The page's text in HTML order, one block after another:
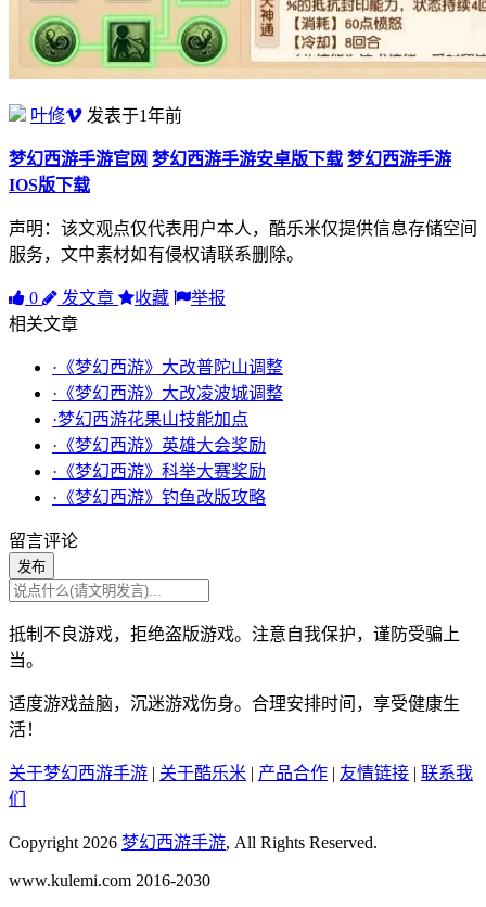
叶修 发表于1年前
梦幻西游手游官网 梦幻西游手游安卓版下载 梦幻西游手游
IOS版下载
声明：该文观点仅代表用户本人，酷乐米仅提供信息存储空间
服务，文中素材如有侵权请联系删除。
0 发文章 收藏
举报
相关文章
·《梦幻西游》大改普陀山调整
·《梦幻西游》大改凌波城调整
·梦幻西游花果山技能加点
·《梦幻西游》英雄大会奖励
·《梦幻西游》科举大赛奖励
·《梦幻西游》钓鱼改版攻略
留言评论
发布
抵制不良游戏，拒绝盗版游戏。注意自我保护，谨防受骗上
当。
适度游戏益脑，沉迷游戏伤身。合理安排时间，享受健康生
活！
关于梦幻西游手游 | 关于酷乐米 | 产品合作 | 友情链接 | 联系我
们
Copyright 2026 梦幻西游手游, All Rights Reserved.
www.kulemi.com 2016-2030